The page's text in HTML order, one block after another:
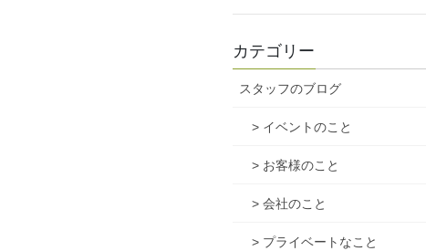
カテゴリー
スタッフのブログ
> イベントのこと
> お客様のこと
> 会社のこと
> プライベートなこと